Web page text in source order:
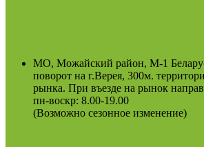
МО, Можайский район, М-1
поворот на г.Верея, 300м.
рынка. При въезде на рынок
пн-воскр: 8.00-19.00
(Возможно сезонное изменение)